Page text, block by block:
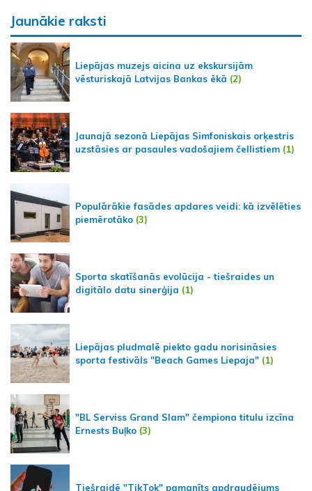
Jaunākie raksti
Liepājas muzejs aicina uz ekskursijām
vēsturiskajā Latvijas Bankas ēkā (2)
Jaunajā sezonā Liepājas Simfoniskais orķestris
uzstāsies ar pasaules vadošajiem čellistiem (1)
Populārākie fasādes apdares veidi: kā izvēlēties
piemērotāko (3)
Sporta skatīšanās evolūcija - tiešraides un
digitālo datu sinerģija (1)
Liepājas pludmalē piekto gadu norisināsies
sporta festivāls "Beach Games Liepaja" (1)
"BL Serviss Grand Slam" čempiona titulu izcīna
Ernests Buļko (3)
Tiešraidē "TikTok" pamanīts apdraudējums